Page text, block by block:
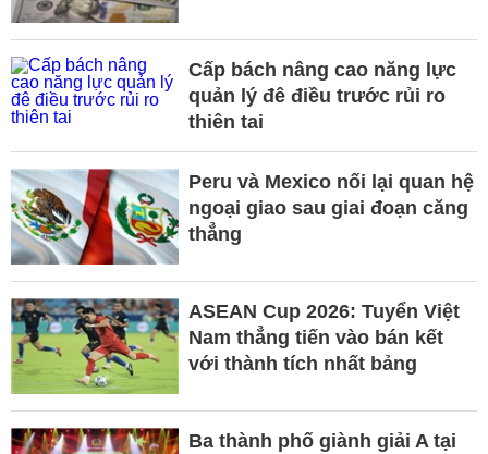
Cấp bách nâng cao năng lực
quản lý đê điều trước rủi ro
thiên tai
Peru và Mexico nối lại quan hệ
ngoại giao sau giai đoạn căng
thẳng
ASEAN Cup 2026: Tuyển Việt
Nam thẳng tiến vào bán kết
với thành tích nhất bảng
Ba thành phố giành giải A tại